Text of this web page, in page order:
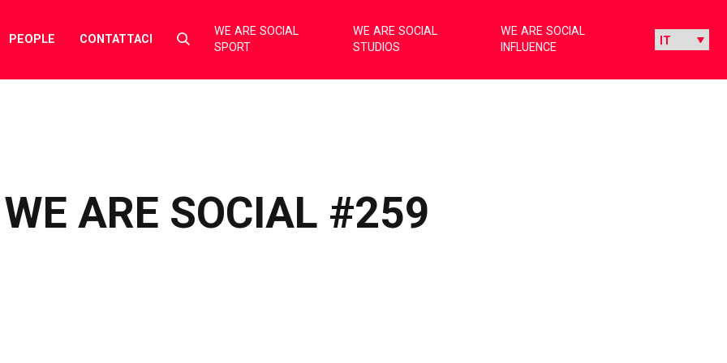
PEOPLE CONTATTACI
Select
toggle
WE ARE SOCIAL
SPORT
WE ARE SOCIAL
STUDIOS
WE ARE SOCIAL
INFLUENCE
ARE SOCIAL #259